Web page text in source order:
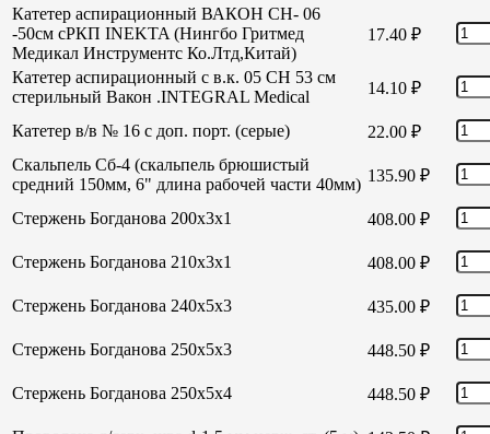
Катетер аспирационный ВАКОН СН- 06
-50см сРКП INEKTA (Нингбо Гритмед
Медикал Инструментс Ко.Лтд,Китай)
17.40 ₽
Катетер аспирационный с в.к. 05 СН 53 см
стерильный Вакон .INTEGRAL Medical
14.10 ₽
Катетер в/в № 16 с доп. порт. (серые) 22.00 ₽
Скальпель Сб-4 (скальпель брюшистый
средний 150мм, 6" длина рабочей части 40мм) 135.90 ₽
Стержень Богданова 200х3х1 408.00 ₽
Стержень Богданова 210х3х1 408.00 ₽
Стержень Богданова 240х5х3 435.00 ₽
Стержень Богданова 250х5х3 448.50 ₽
Стержень Богданова 250х5х4 448.50 ₽